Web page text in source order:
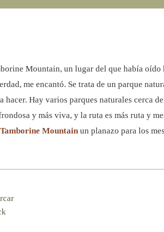
Mountain, un lugar del que había
me encantó. Se trata de un parque
hacer. Hay varios parques naturales cerca
y más viva, y la ruta es más ruta y
Tamborine Mountainun planazo para los